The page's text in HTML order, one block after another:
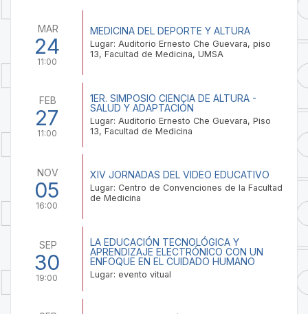
MAR
24
11:00
MEDICINA DEL DEPORTE Y ALTURA
Lugar: Auditorio Ernesto Che Guevara, piso
13, Facultad de Medicina, UMSA
FEB
27
11:00
1ER. SIMPOSIO CIENCIA DE ALTURA -
SALUD Y ADAPTACIÓN
Lugar: Auditorio Ernesto Che Guevara, Piso
13, Facultad de Medicina
NOV
05
16:00
XIV JORNADAS DEL VIDEO EDUCATIVO
Lugar: Centro de Convenciones de la Facultad
de Medicina
SEP
30
19:00
LA EDUCACIÓN TECNOLÓGICA Y
APRENDIZAJE ELECTRÓNICO CON UN
ENFOQUE EN EL CUIDADO HUMANO
Lugar: evento vitual